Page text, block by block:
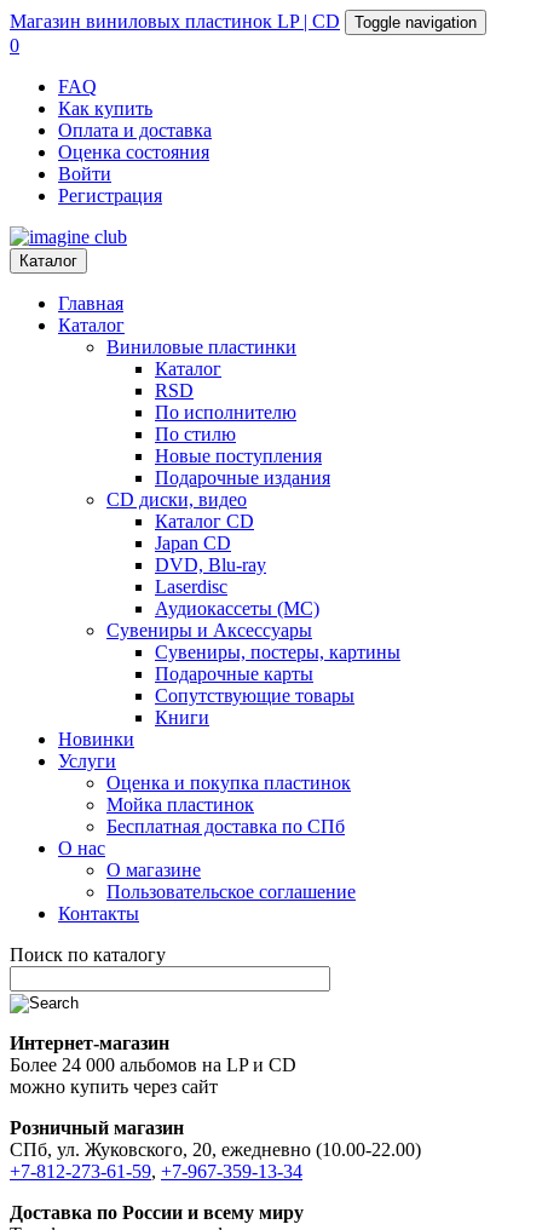
Магазин виниловых пластинок LP | CD Toggle navigation
0
FAQ
Как купить
Оплата и доставка
Оценка состояния
Войти
Регистрация
Каталог
Главная
Каталог
Виниловые пластинки
Каталог
RSD
По исполнителю
По стилю
Новые поступления
Подарочные издания
CD диски, видео
Каталог CD
Japan CD
DVD, Blu-ray
Laserdisc
Аудиокассеты (MC)
Сувениры и Аксессуары
Сувениры, постеры, картины
Подарочные карты
Сопутствующие товары
Книги
Новинки
Услуги
Оценка и покупка пластинок
Мойка пластинок
Бесплатная доставка по СПб
О нас
О магазине
Пользовательское соглашение
Контакты
Поиск по каталогу
Интернет-магазин
Более 24 000 альбомов на LP и CD
можно купить через сайт
Розничный магазин
СПб, ул. Жуковского, 20, ежедневно (10.00-22.00)
+7-812-273-61-59, +7-967-359-13-34
Доставка по России и всему миру